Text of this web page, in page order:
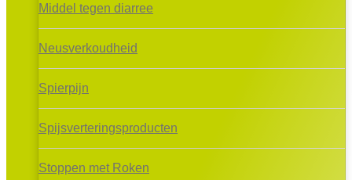
Middel tegen diarree
Neusverkoudheid
Spierpijn
Spijsverteringsproducten
Stoppen met Roken